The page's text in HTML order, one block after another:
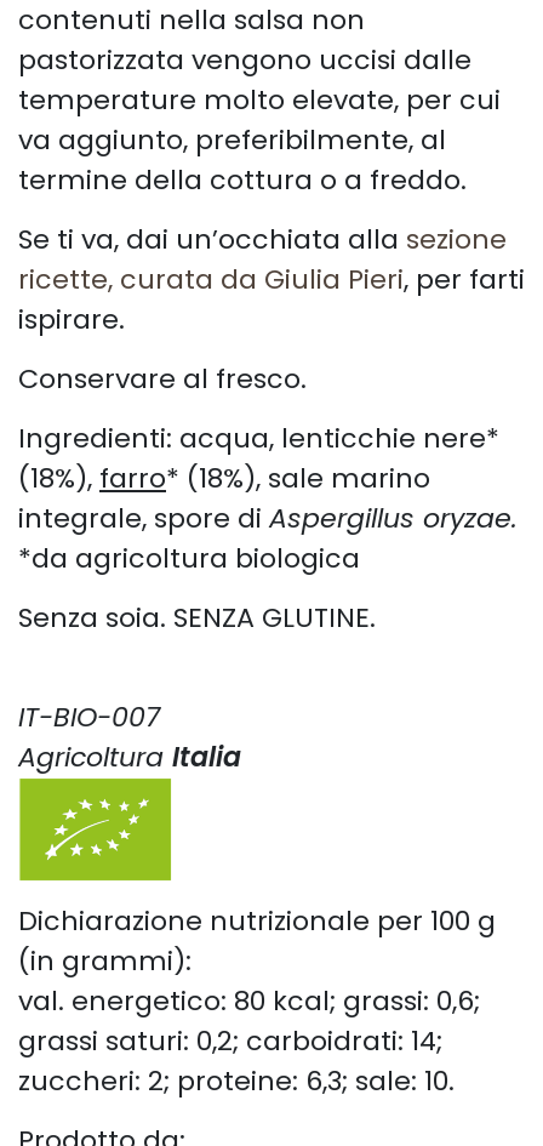
contenuti nella salsa non
pastorizzata vengono uccisi dalle
temperature molto elevate, per cui
va aggiunto, preferibilmente, al
termine della cottura o a freddo.
Se ti va, dai un’occhiata alla sezione
ricette, curata da Giulia Pieri, per farti
ispirare.
Conservare al fresco.
Ingredienti: acqua, lenticchie nere*
(18%), farro* (18%), sale marino
integrale, spore diAspergillus oryzae.
*da agricoltura biologica
Senza soia. SENZA GLUTINE.
IT-BIO-007
Agricoltura Italia
Dichiarazione nutrizionale per 100 g
(in grammi):
val. energetico: 80 kcal; grassi: 0,6;
grassi saturi: 0,2; carboidrati: 14;
zuccheri: 2; proteine: 6,3; sale: 10.